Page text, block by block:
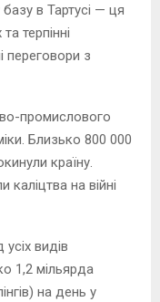
в Тартусі — ця
терпінні
переговори з
промислового
Близько 800 000
країну.
каліцтва на війні
видів
1,2 мільярда
на день у